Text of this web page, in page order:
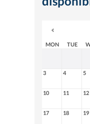
MON TUE
3 4 5
10 11 12
17 18 19